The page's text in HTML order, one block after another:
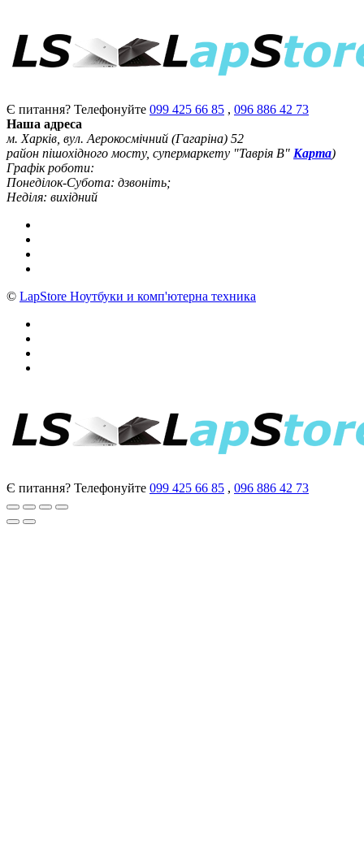
Є питання? Телефонуйте 099 425 66 85 , 096 886 42 73
Наша адреса
м. Харків, вул. Аерокосмічний (Гагаріна) 52
район пішохідного мосту, супермаркету "Таврія В" Карта)
Графік роботи:
Понеділок-Субота: дзвоніть;
Неділя: вихідний
© LapStore Ноутбуки и комп'ютерна техника
Є питання? Телефонуйте 099 425 66 85 , 096 886 42 73